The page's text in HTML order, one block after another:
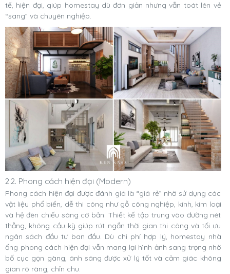
tế, hiện đại, giúp homestay dù đơn giản nhưng vẫn toát lên vẻ
“sang” và chuyên nghiệp.
2.2. Phong cách hiện đại (Modern)
Phong cách hiện đại được đánh giá là “giá rẻ” nhờ sử dụng các
vật liệu phổ biến, dễ thi công như gỗ công nghiệp, kính, kim loại
và hệ đèn chiếu sáng cơ bản. Thiết kế tập trung vào đường nét
thẳng, không cầu kỳ giúp rút ngắn thời gian thi công và tối ưu
ngân sách đầu tư ban đầu. Dù chi phí hợp lý, homestay nhà
ống phong cách hiện đại vẫn mang lại hình ảnh sang trọng nhờ
bố cục gọn gàng, ánh sáng được xử lý tốt và cảm giác không
gian rõ ràng, chỉn chu.